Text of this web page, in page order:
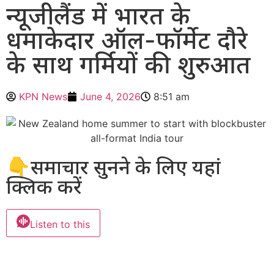
न्यूजीलैंड में भारत के
धमाकेदार ऑल-फॉर्मेट दौरे
के साथ गर्मियों की शुरुआत
KPN News June 4, 2026 8:51 am
👇समाचार सुनने के लिए यहां
क्लिक करें
Listen to this